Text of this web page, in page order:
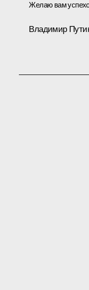
Желаю вам
Владимир